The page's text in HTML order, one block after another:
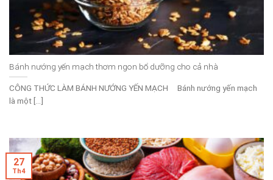
Bánh nướng yến mạch thơm ngon bổ dưỡng cho cả nhà
CÔNG THỨC LÀM BÁNH NƯỚNG YẾN MẠCH Bánh nướng yến mạch
là một [...]
27
Th4